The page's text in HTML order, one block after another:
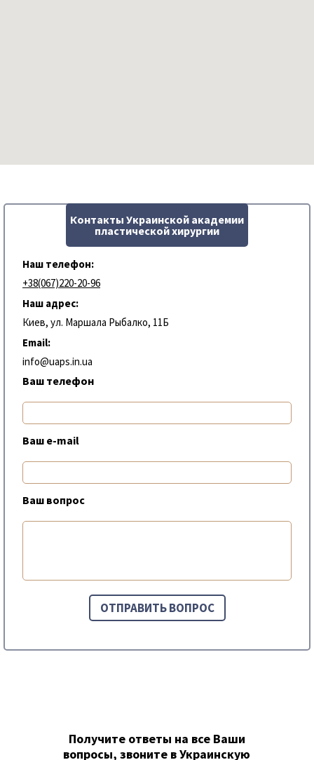
Контакты Украинской академии
пластической хирургии
Наш телефон:
+38(067)220-20-96
Наш адрес:
Киев, ул. Маршала Рыбалко, 11Б
Email:
info@uaps.in.ua
Ваш телефон
Ваш e-mail
Ваш вопрос
Получите ответы на все Ваши
вопросы, звоните в Украинскую